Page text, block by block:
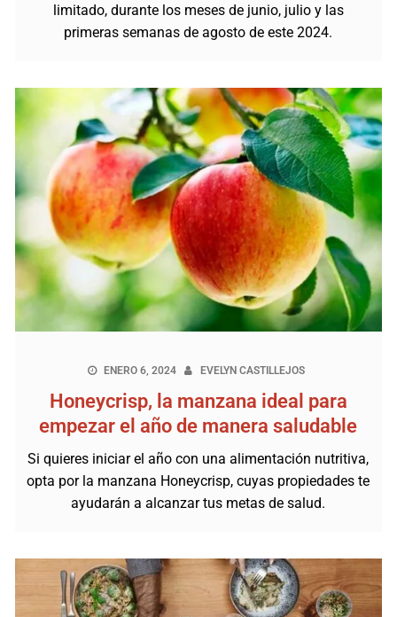
limitado, durante los meses de junio, julio y las
primeras semanas de agosto de este 2024.
ENERO 6, 2024 EVELYN CASTILLEJOS
Honeycrisp, la manzana ideal para
empezar el año de manera saludable
Si quieres iniciar el año con una alimentación nutritiva,
opta por la manzana Honeycrisp, cuyas propiedades te
ayudarán a alcanzar tus metas de salud.